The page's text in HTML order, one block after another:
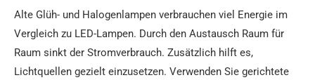
Alte Glüh- und Halogenlampen verbrauchen viel Energie im
Vergleich zu LED-Lampen. Durch den Austausch Raum für
Raum sinkt der Stromverbrauch. Zusätzlich hilft es,
Lichtquellen gezielt einzusetzen. Verwenden Sie gerichtete